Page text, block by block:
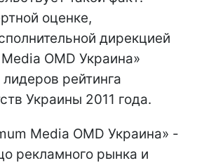
оценке,
дирекцией
OMD Украина»
рейтинга
Украины 2011 года.
Media OMD Украина» -
рекламного рынка и